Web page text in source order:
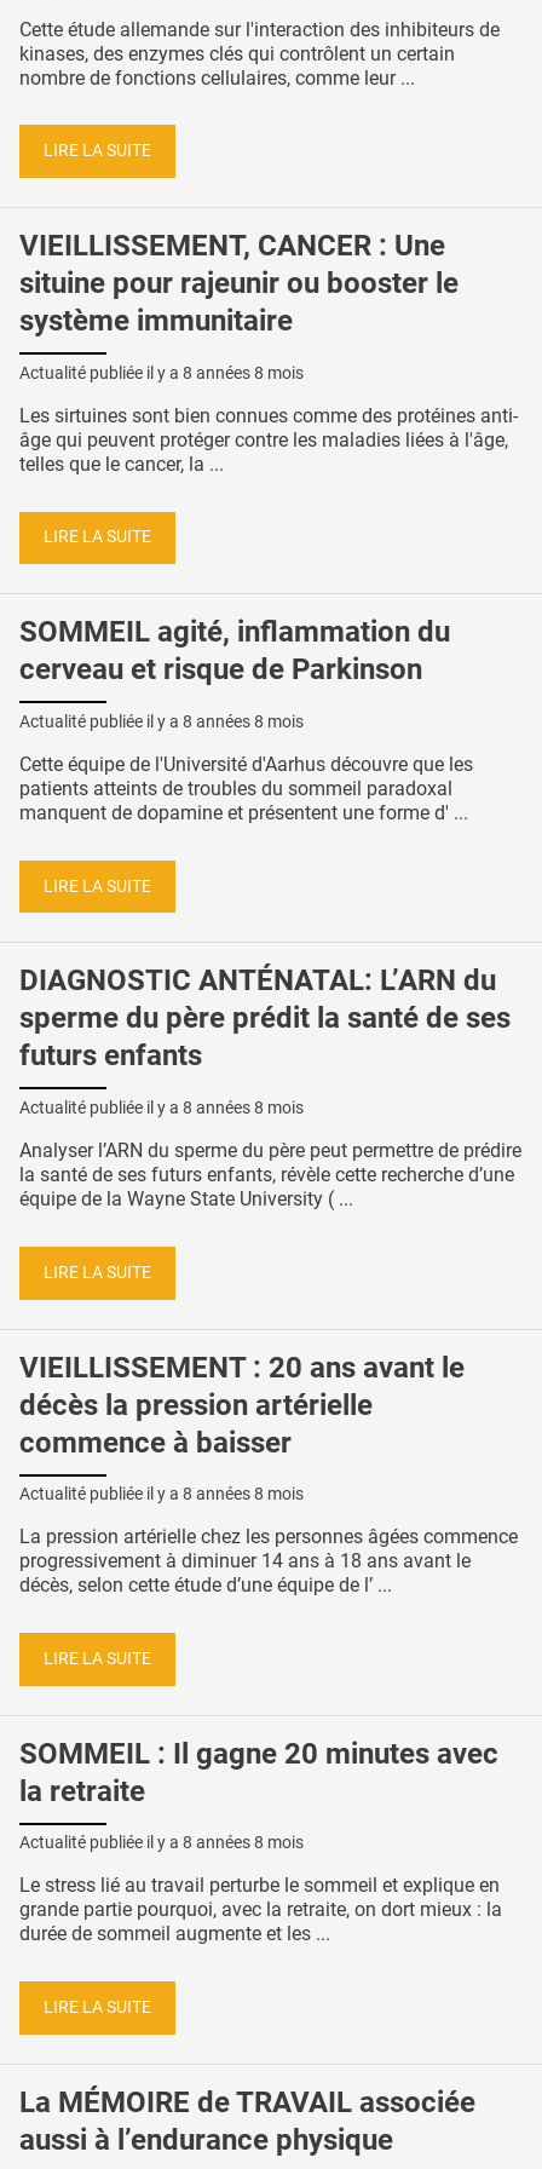
Cette étude allemande sur l'interaction des inhibiteurs de
kinases, des enzymes clés qui contrôlent un certain
nombre de fonctions cellulaires, comme leur ...
LIRE LA SUITE
VIEILLISSEMENT, CANCER : Une
situine pour rajeunir ou booster le
système immunitaire
Actualité publiée il y a 8 années 8 mois
Les sirtuines sont bien connues comme des protéines anti-
âge qui peuvent protéger contre les maladies liées à l'âge,
telles que le cancer, la ...
LIRE LA SUITE
SOMMEIL agité, inflammation du
cerveau et risque de Parkinson
Actualité publiée il y a 8 années 8 mois
Cette équipe de l'Université d'Aarhus découvre que les
patients atteints de troubles du sommeil paradoxal
manquent de dopamine et présentent une forme d' ...
LIRE LA SUITE
DIAGNOSTIC ANTÉNATAL: L’ARN du
sperme du père prédit la santé de ses
futurs enfants
Actualité publiée il y a 8 années 8 mois
Analyser l’ARN du sperme du père peut permettre de prédire
la santé de ses futurs enfants, révèle cette recherche d’une
équipe de la Wayne State University ( ...
LIRE LA SUITE
VIEILLISSEMENT : 20 ans avant le
décès la pression artérielle
commence à baisser
Actualité publiée il y a 8 années 8 mois
La pression artérielle chez les personnes âgées commence
progressivement à diminuer 14 ans à 18 ans avant le
décès, selon cette étude d’une équipe de l’ ...
LIRE LA SUITE
SOMMEIL : Il gagne 20 minutes avec
la retraite
Actualité publiée il y a 8 années 8 mois
Le stress lié au travail perturbe le sommeil et explique en
grande partie pourquoi, avec la retraite, on dort mieux : la
durée de sommeil augmente et les ...
LIRE LA SUITE
La MÉMOIRE de TRAVAIL associée
aussi à l’endurance physique